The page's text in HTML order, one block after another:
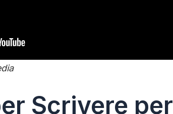
Scrivere per